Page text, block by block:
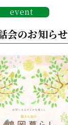
古書月報
MONTHLY REPORT
書籍紹介
BOOKS
event
会のお知らせ